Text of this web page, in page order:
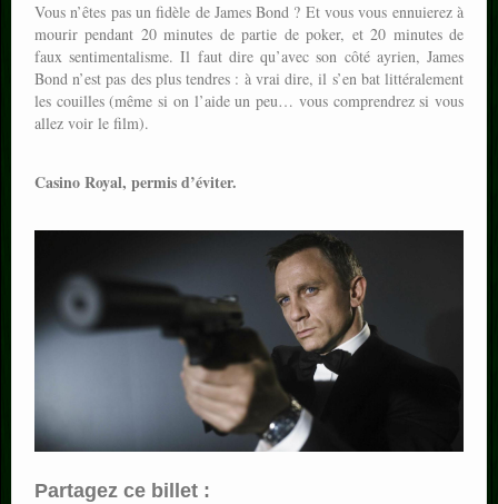
Vous n’êtes pas un fidèle de James Bond ? Et vous vous ennuierez à
mourir pendant 20 minutes de partie de poker, et 20 minutes de
faux sentimentalisme. Il faut dire qu’avec son côté ayrien, James
Bond n’est pas des plus tendres : à vrai dire, il s’en bat littéralement
les couilles (même si on l’aide un peu… vous comprendrez si vous
allez voir le film).
Casino Royal, permis d’éviter.
Partagez ce billet :